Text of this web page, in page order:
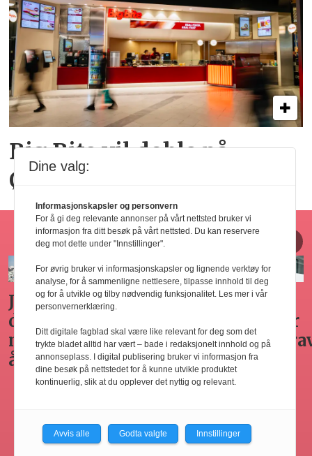
Big Bite vil doble på
Østlandet innen tre år
Horecajus fra Føyen
Arbeidsgivers
omplasseringsplikt
ved
oppsigelse
Gode
sykefraværsoppfølging
Seminar
varsling
Hvilken
adgang
har
av
Dine valg:
Informasjonskapsler og personvern
For å gi deg relevante annonser på vårt nettsted bruker vi
informasjon fra ditt besøk på vårt nettsted. Du kan reservere
deg mot dette under "Innstillinger".
For øvrig bruker vi informasjonskapsler og lignende verktøy for
analyse, for å sammenligne nettlesere, tilpasse innhold til deg
og for å utvikle og tilby nødvendig funksjonalitet. Les mer i vår
personvernerklæring.
Ditt digitale fagblad skal være like relevant for deg som det
trykte bladet alltid har vært – bade i redaksjonelt innhold og på
annonseplass. I digital publisering bruker vi informasjon fra
dine besøk på nettstedet for å kunne utvikle produktet
kontinuerlig, slik at du opplever det nyttig og relevant.
Avvis alle Godta valgte Innstillinger